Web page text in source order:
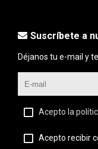
Suscríbete a
Déjanos tu e-mail y
Acepto la
Acepto recibir